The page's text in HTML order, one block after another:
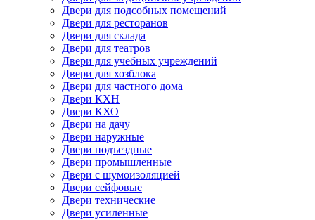
Двери для подсобных помещений
Двери для ресторанов
Двери для склада
Двери для театров
Двери для учебных учреждений
Двери для хозблока
Двери для частного дома
Двери КХН
Двери КХО
Двери на дачу
Двери наружные
Двери подъездные
Двери промышленные
Двери с шумоизоляцией
Двери сейфовые
Двери технические
Двери усиленные